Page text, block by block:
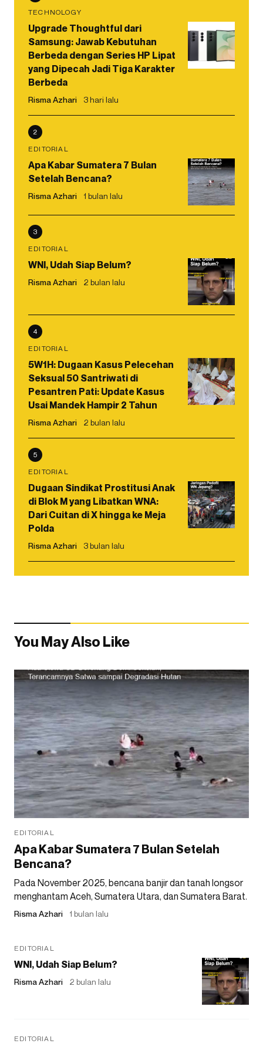
TECHNOLOGY
Upgrade Thoughtful dari
Samsung: Jawab Kebutuhan
Berbeda dengan Series HP Lipat
yang Dipecah Jadi Tiga Karakter
Berbeda
Risma Azhari 3 hari lalu
2
EDITORIAL
Apa Kabar Sumatera 7 Bulan
Setelah Bencana?
Risma Azhari 1 bulan lalu
3
EDITORIAL
WNI, Udah Siap Belum?
Risma Azhari 2 bulan lalu
4
EDITORIAL
5W1H: Dugaan Kasus Pelecehan
Seksual 50 Santriwati di
Pesantren Pati: Update Kasus
Usai Mandek Hampir 2 Tahun
Risma Azhari 2 bulan lalu
5
EDITORIAL
Dugaan Sindikat Prostitusi Anak
di Blok M yang Libatkan WNA:
Dari Cuitan di X hingga ke Meja
Polda
Risma Azhari 3 bulan lalu
You May Also Like
EDITORIAL
Apa Kabar Sumatera 7 Bulan Setelah
Bencana?
Pada November 2025, bencana banjir dan tanah longsor
menghantam Aceh, Sumatera Utara, dan Sumatera Barat.
Risma Azhari 1 bulan lalu
EDITORIAL
WNI, Udah Siap Belum?
Risma Azhari 2 bulan lalu
EDITORIAL